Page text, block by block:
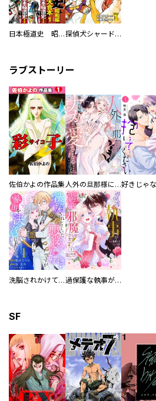
日本極道史 昭和編 スーパー大合本 探偵犬シャードック（新装版）
ラブストーリー
佐伯かよの作品集 人外の旦那様に娶られ毎晩ナカまで愛される…。アンソロジー
洗脳されかけていた悪役令嬢ですが家出を決意しました。【電子単行本版／特典おまけ付き】 過保護な執事が私の婚活を邪魔してきます！ 分冊版
SF